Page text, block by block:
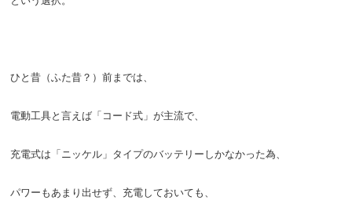
ひと昔（ふた昔？）前までは、
電動工具と言えば「コード式」が主流で、
充電式は「ニッケル」タイプのバッテリーしかなかった為、
パワーもあまり出せず、充電しておいても、